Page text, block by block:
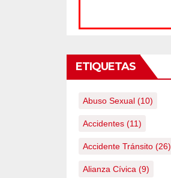
ETIQUETAS
Abuso Sexual(10)
Accidentes(11)
Accidente Tránsito(26)
Alianza Cívica (9)